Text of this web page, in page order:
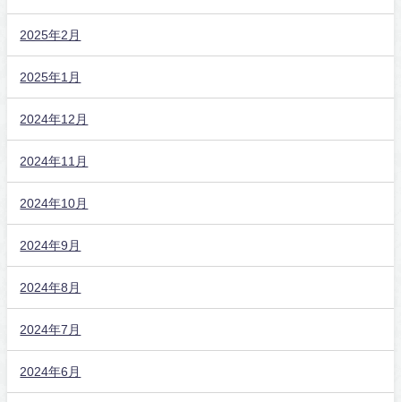
2025年2月
2025年1月
2024年12月
2024年11月
2024年10月
2024年9月
2024年8月
2024年7月
2024年6月